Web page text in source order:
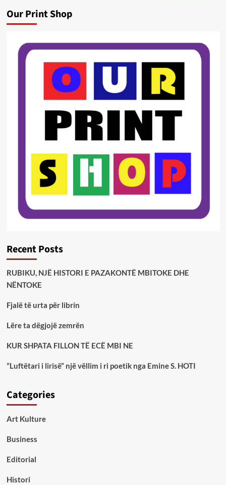
Our Print Shop
Recent Posts
RUBIKU, NJË HISTORI E PAZAKONTË MBITOKE DHE
NËNTOKE
Fjalë të urta për librin
Lëre ta dëgjojë zemrën
KUR SHPATA FILLON TË ECË MBI NE
”Luftëtari i lirisë” një vëllim i ri poetik nga Emine S. HOTI
Categories
Art Kulture
Business
Editorial
Histori